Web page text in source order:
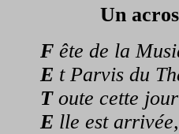
Un
F ête de la
E t Parvis du
Toute cette
E lle est